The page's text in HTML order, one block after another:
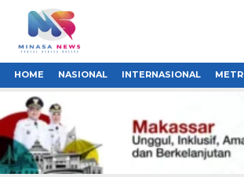
HOME NASIONAL INTERNASIONAL